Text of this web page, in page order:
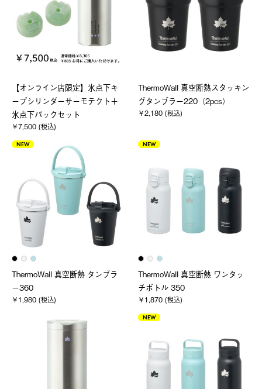
【オンライン店限定】氷点下キ
ープシリンダーサーモテクト＋
氷点下パックセット
￥7,500 (税込)
ThermoWall 真空断熱スタッキン
グタンブラー220（2pcs）
￥2,180 (税込)
NEW
ThermoWall 真空断熱 タンブラ
ー360
￥1,980 (税込)
NEW
ThermoWall 真空断熱 ワンタッ
チボトル 350
￥1,870 (税込)
NEW